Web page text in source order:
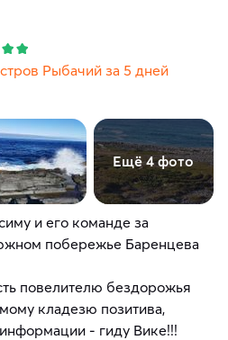
Рыбачий за 5 дней
Ещё 4 фото
и его команде за
побережье Баренцева
повелителю бездорожья
кладезю позитива,
- гиду Вике!!!